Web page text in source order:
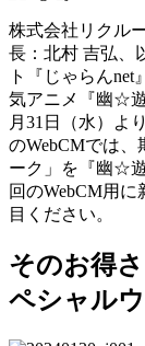
株式会社リクル
長：北村 吉弘、
ト『じゃらん
気アニメ『幽☆
月31日（水）よ
のWebCMでは
ーク」を『幽☆
回のWebCM用
目ください。
そのお得
ペシャルウ